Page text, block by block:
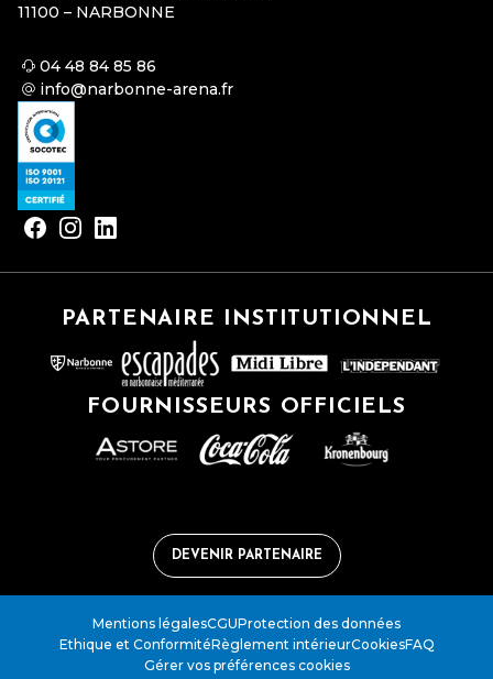
11100 – NARBONNE
04 48 84 85 86
info@narbonne-arena.fr
PARTENAIRE INSTITUTIONNEL
FOURNISSEURS OFFICIELS
DEVENIR PARTENAIRE
Mentions légalesCGUProtection des données
Ethique et ConformitéRèglement intérieurCookiesFAQ
Gérer vos préférences cookies